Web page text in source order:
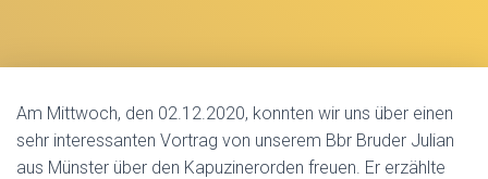
C
H
Am Mittwoch, den 02.12.2020, konnten wir uns über einen
sehr interessanten Vortrag von unserem Bbr Bruder Julian
aus Münster über den Kapuzinerorden freuen. Er erzählte